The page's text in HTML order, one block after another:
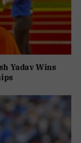
Yadav Wins